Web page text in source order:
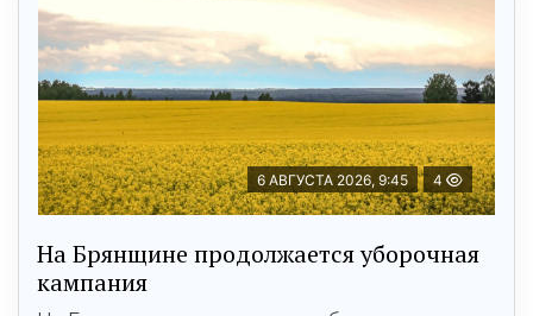
6 АВГУСТА 2026, 9:45 4
На Брянщине продолжается уборочная
кампания